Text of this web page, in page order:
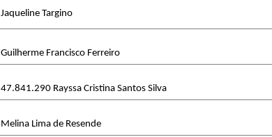
Jaqueline Targino
Guilherme Francisco Ferreiro
47.841.290 Rayssa Cristina Santos Silva
Melina Lima de Resende